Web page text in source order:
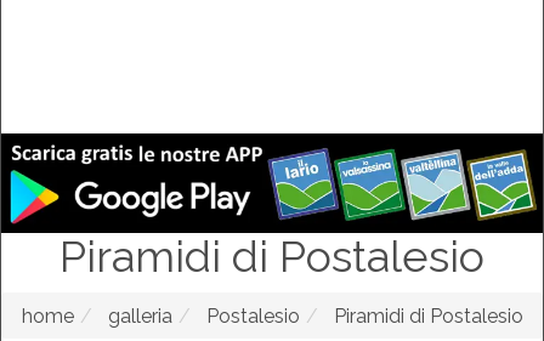
Piramidi di Postalesio
home galleria Postalesio Piramidi di Postalesio